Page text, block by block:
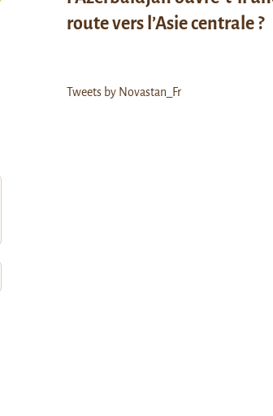
route vers l’Asie centrale ?
Tweets by Novastan_Fr